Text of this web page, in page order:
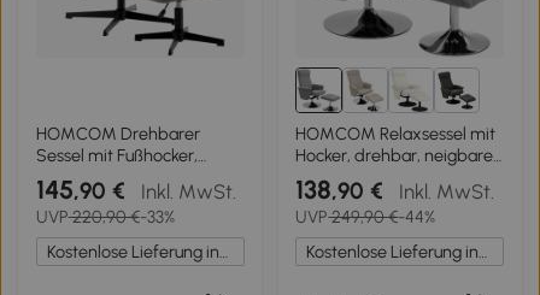
HOMCOM Drehbarer
Sessel mit Fußhocker,
höhenverstellbarer
Akzentstuhl mit
verstellbarer Kopfstütze,
Schaukel-Funktion, Grau
145,90 € Inkl. MwSt.
UVP220,90 €-33%
Kostenlose Lieferung innerhalb Deutschlands
1+
HOMCOM Relaxsessel mit
Hocker, drehbar, neigbare
Rückenlehne, bis 150 kg, 69
x 71 x 104 cm, Grau
138,90 € Inkl. MwSt.
UVP249,90 €-44%
Kostenlose Lieferung innerhalb Deutschlands